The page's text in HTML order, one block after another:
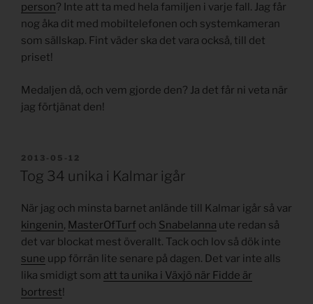
person? Inte att ta med hela familjen i varje fall. Jag får
nog åka dit med mobiltelefonen och systemkameran
som sällskap. Fint väder ska det vara också, till det
priset!
Medaljen då, och vem gjorde den? Ja det får ni veta när
jag förtjänat den!
PUBLICERAT
2013-05-12
Tog 34 unika i Kalmar igår
När jag och minsta barnet anlände till Kalmar igår så var
kingenin, MasterOfTurf och Snabelanna ute redan så
det var blockat mest överallt. Tack och lov så dök inte
sune upp förrän lite senare på dagen. Det var inte alls
lika smidigt som att ta unika i Växjö när Fidde är
bortrest!